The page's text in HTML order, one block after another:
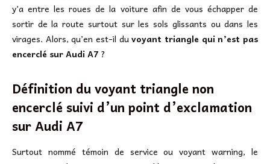
y’a entre les roues de la voiture afin de vous échapper de
sortir de la route surtout sur les sols glissants ou dans les
virages. Alors, qu’en est-il duvoyant triangle qui n’est pas
encerclé sur Audi A7 ?
Définition du voyant triangle non
encerclé suivi d’un point d’exclamation
surAudi A7
Surtout nommé témoin de service ou voyant warning, le